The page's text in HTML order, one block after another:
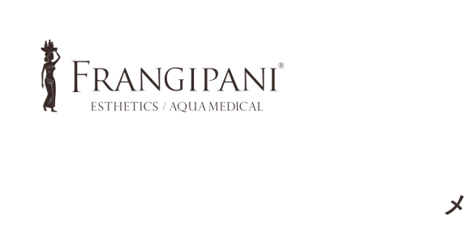
English Frangipani Esthetics Info
Indonesia Frangipani Esthetics Info